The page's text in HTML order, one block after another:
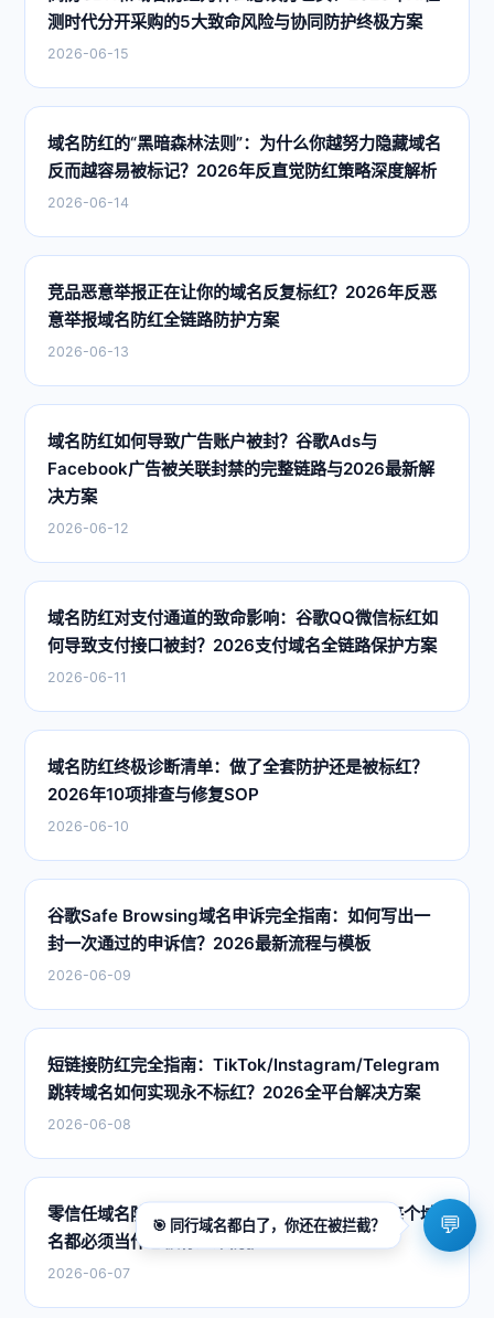
测时代分开采购的5大致命风险与协同防护终极方案
2026-06-15
域名防红的“黑暗森林法则”：为什么你越努力隐藏域名
反而越容易被标记？2026年反直觉防红策略深度解析
2026-06-14
竞品恶意举报正在让你的域名反复标红？2026年反恶
意举报域名防红全链路防护方案
2026-06-13
域名防红如何导致广告账户被封？谷歌Ads与
Facebook广告被关联封禁的完整链路与2026最新解
决方案
2026-06-12
域名防红对支付通道的致命影响：谷歌QQ微信标红如
何导致支付接口被封？2026支付域名全链路保护方案
2026-06-11
域名防红终极诊断清单：做了全套防护还是被标红？
2026年10项排查与修复SOP
2026-06-10
谷歌Safe Browsing域名申诉完全指南：如何写出一
封一次通过的申诉信？2026最新流程与模板
2026-06-09
短链接防红完全指南：TikTok/Instagram/Telegram
跳转域名如何实现永不标红？2026全平台解决方案
2026-06-08
零信任域名防红架构深度解析：2026年为什么每个域
名都必须当作已被标红来防护？
2026-06-07
🎯 同行域名都白了，你还在被拦截？ 💬